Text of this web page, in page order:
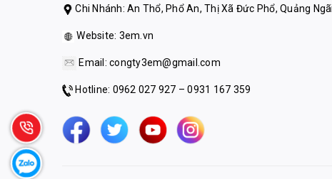
Chi Nhánh: An Thổ, Phổ An, Thị Xã Đức Phổ, Quảng Ngãi
Website: 3em.vn
Email: congty3em@gmail.com
Hotline: 0962 027 927 – 0931 167 359